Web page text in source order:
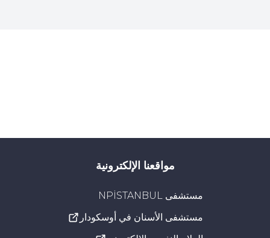
مواقعنا الإلكترونية
مستشفى NPİSTANBUL
مستشفى الأسنان في أوسكودار